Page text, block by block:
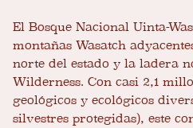
El Bosque Nacional Uinta-
montañas Wasatch
norte del estado y la ladera
Wilderness. Con casi 2,1
geológicos y ecológicos
silvestres protegidas), este